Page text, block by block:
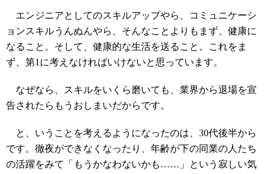
エンジニアとしてのスキルアップやら、コミュニケーシ
ョンスキルうんぬんやら、そんなことよりもまず、健康に
なること。そして、健康的な生活を送ること。これをま
ず、第1に考えなければいけないと思っています。
なぜなら、スキルをいくら磨いても、業界から退場を宣
告されたらもうおしまいだからです。
と、いうことを考えるようになったのは、30代後半から
です。徹夜ができなくなったり、年齢が下の同業の人たち
の活躍をみて「もうかなわないかも……」という寂しい気